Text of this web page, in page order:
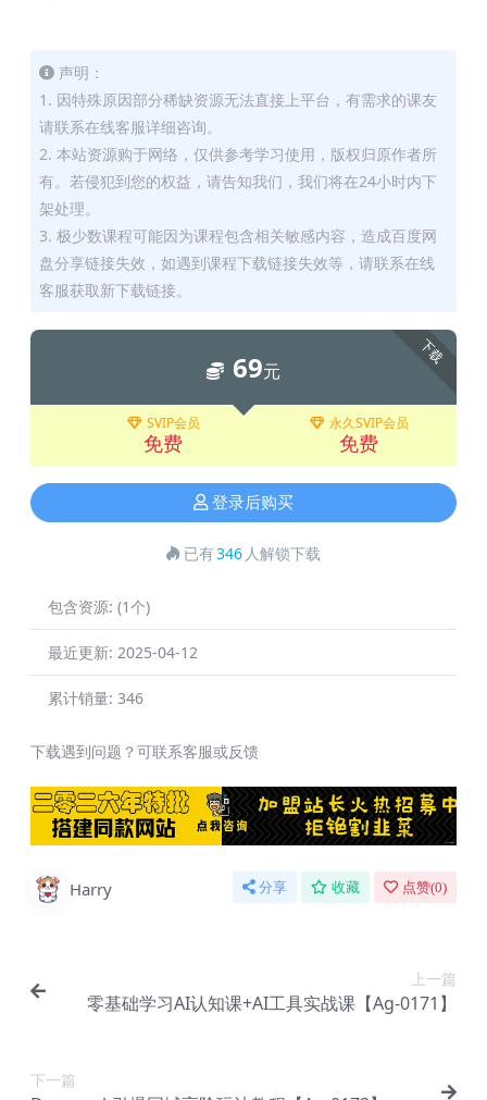
声明：
1. 因特殊原因部分稀缺资源无法直接上平台，有需求的课友
请联系在线客服详细咨询。
2. 本站资源购于网络，仅供参考学习使用，版权归原作者所
有。若侵犯到您的权益，请告知我们，我们将在24小时内下
架处理。
3. 极少数课程可能因为课程包含相关敏感内容，造成百度网
盘分享链接失效，如遇到课程下载链接失效等，请联系在线
客服获取新下载链接。
下载
69元
SVIP会员
免费
永久SVIP会员
免费
登录后购买
已有346 人解锁下载
包含资源: (1个)
最近更新: 2025-04-12
累计销量: 346
下载遇到问题？可联系客服或反馈
Harry 分享 收藏 点赞(0)
上一篇
零基础学习AI认知课+AI工具实战课【Ag-0171】
下一篇